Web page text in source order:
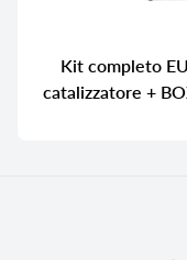
Kit completo
catalizzatore +